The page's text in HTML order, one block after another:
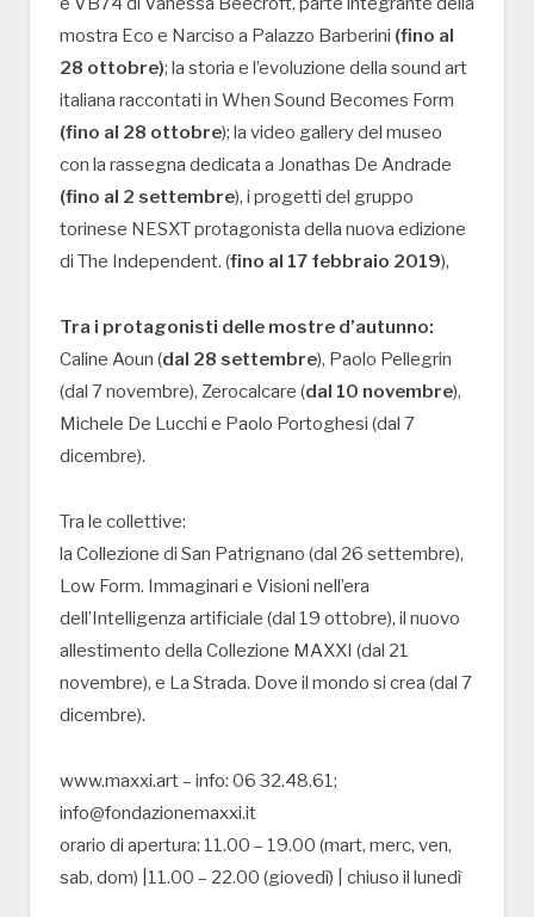
mostra Eco e Narciso a Palazzo Barberini (fino al
28 ottobre); la storia e l’evoluzione della sound art
italiana raccontati in When Sound Becomes Form
(fino al 28 ottobre); la video gallery del museo
con la rassegna dedicata a Jonathas De Andrade
(fino al 2 settembre), i progetti del gruppo
torinese NESXT protagonista della nuova edizione
di The Independent. (fino al 17 febbraio 2019),
Tra i protagonisti delle mostre d’autunno:
Caline Aoun (dal 28 settembre), Paolo Pellegrin
(dal 7 novembre), Zerocalcare (dal 10 novembre),
Michele De Lucchi e Paolo Portoghesi (dal 7
dicembre).
Tra le collettive:
la Collezione di San Patrignano (dal 26 settembre),
Low Form. Immaginari e Visioni nell’era
dell’Intelligenza artificiale (dal 19 ottobre), il nuovo
allestimento della Collezione MAXXI (dal 21
novembre), e La Strada. Dove il mondo si crea (dal 7
dicembre).
www.maxxi.art – info: 06 32.48.61;
info@fondazionemaxxi.it
orario di apertura: 11.00 – 19.00 (mart, merc, ven,
sab, dom) |11.00 – 22.00 (giovedì) | chiuso il lunedì